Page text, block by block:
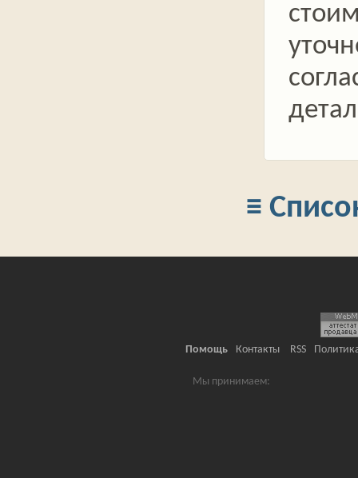
≡
Помощь Контакты RSS
Мы принимаем: